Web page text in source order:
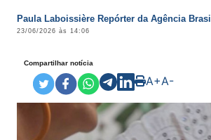
Paula Laboissière Repórter da Agência Brasil
23/06/2026 às 14:06
Compartilhar notícia
A+A-